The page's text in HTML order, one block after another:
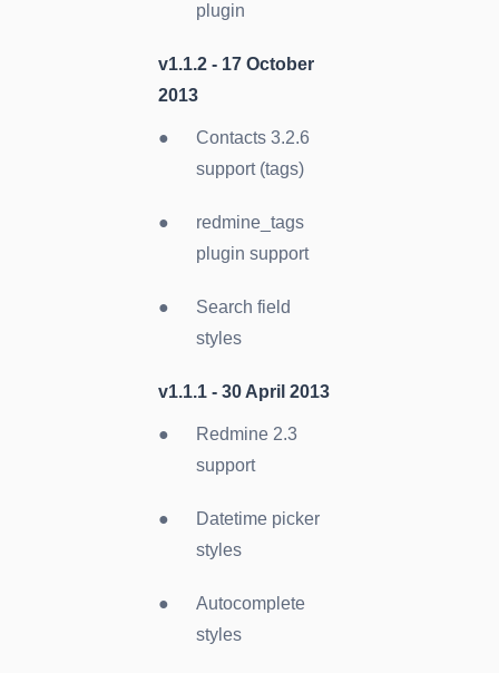
plugin
v1.1.2 - 17 October
2013
Contacts 3.2.6
support (tags)
redmine_tags
plugin support
Search field
styles
v1.1.1 - 30 April 2013
Redmine 2.3
support
Datetime picker
styles
Autocomplete
styles